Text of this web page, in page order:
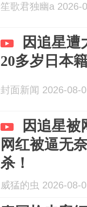
笙歌君独幽a 2026-
因追星遭
20多岁日本
封面新闻 2026-08-
因追星被
网红被逼无
杀！
威猛的虫 2026-08-